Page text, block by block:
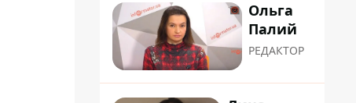
Ольга
Палий
РЕДАКТОР